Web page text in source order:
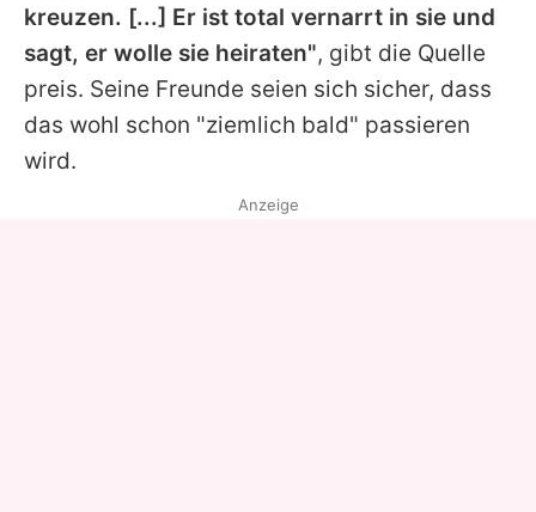
kreuzen. [...] Er ist total vernarrt in sie und
sagt, er wolle sie heiraten", gibt die Quelle
preis. Seine Freunde seien sich sicher, dass
das wohl schon "ziemlich bald" passieren
wird.
Anzeige